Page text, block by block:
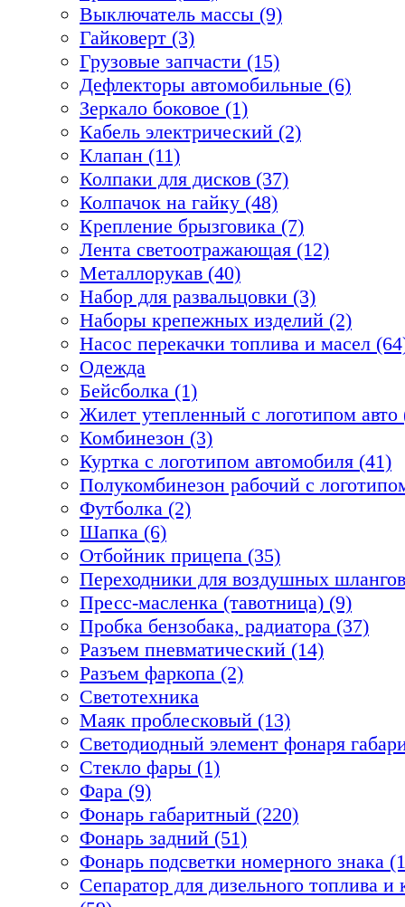
Выключатель массы (9)
Гайковерт (3)
Грузовые запчасти (15)
Дефлекторы автомобильные (6)
Зеркало боковое (1)
Кабель электрический (2)
Клапан (11)
Колпаки для дисков (37)
Колпачок на гайку (48)
Крепление брызговика (7)
Лента светоотражающая (12)
Металлорукав (40)
Набор для развальцовки (3)
Наборы крепежных изделий (2)
Насос перекачки топлива и масел
Одежда
Бейсболка (1)
Жилет утепленный с логотипом авто
Комбинезон (3)
Куртка с логотипом автомобиля (41)
Полукомбинезон рабочий с
Футболка (2)
Шапка (6)
Отбойник прицепа (35)
Переходники для воздушных
Пресс-масленка (тавотница) (9)
Пробка бензобака, радиатора (37)
Разъем пневматический (14)
Разъем фаркопа (2)
Светотехника
Маяк проблесковый (13)
Светодиодный элемент фонаря
Стекло фары (1)
Фара (9)
Фонарь габаритный (220)
Фонарь задний (51)
Фонарь подсветки номерного знака
Сепаратор для дизельного топлива